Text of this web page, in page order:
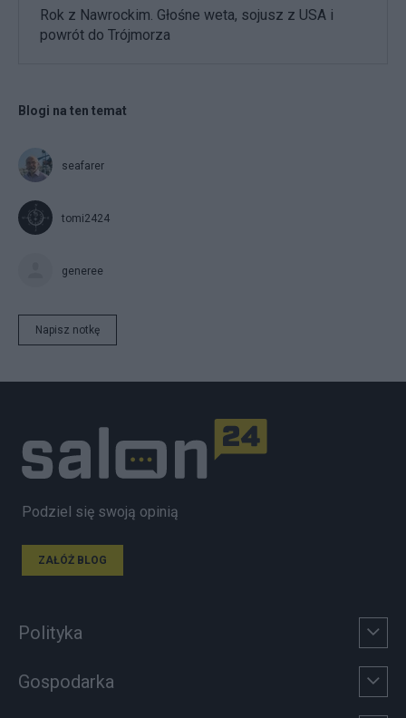
Rok z Nawrockim. Głośne weta, sojusz z USA i
powrót do Trójmorza
Blogi na ten temat
seafarer
tomi2424
generee
Napisz notkę
Podziel się swoją opinią
ZAŁÓŻ BLOG
Polityka
Gospodarka